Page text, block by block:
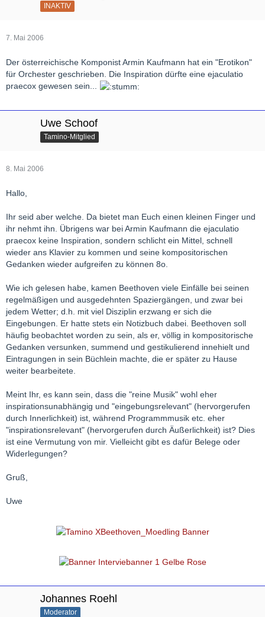
INAKTIV
7. Mai 2006
Der österreichische Komponist Armin Kaufmann hat ein "Erotikon"
für Orchester geschrieben. Die Inspiration dürfte eine ejaculatio
praecox gewesen sein...
Uwe Schoof
Tamino-Mitglied
8. Mai 2006
Hallo,
Ihr seid aber welche. Da bietet man Euch einen kleinen Finger und
ihr nehmt ihn. Übrigens war bei Armin Kaufmann die ejaculatio
praecox keine Inspiration, sondern schlicht ein Mittel, schnell
wieder ans Klavier zu kommen und seine kompositorischen
Gedanken wieder aufgreifen zu können 8o.
Wie ich gelesen habe, kamen Beethoven viele Einfälle bei seinen
regelmäßigen und ausgedehnten Spaziergängen, und zwar bei
jedem Wetter; d.h. mit viel Disziplin erzwang er sich die
Eingebungen. Er hatte stets ein Notizbuch dabei. Beethoven soll
häufig beobachtet worden zu sein, als er, völlig in kompositorische
Gedanken versunken, summend und gestikulierend innehielt und
Eintragungen in sein Büchlein machte, die er später zu Hause
weiter bearbeitete.
Meint Ihr, es kann sein, dass die "reine Musik" wohl eher
inspirationsunabhängig und "eingebungsrelevant" (hervorgerufen
durch Innerlichkeit) ist, während Programmmusik etc. eher
"inspirationsrelevant" (hervorgerufen durch Äußerlichkeit) ist? Dies
ist eine Vermutung von mir. Vielleicht gibt es dafür Belege oder
Widerlegungen?
Gruß,
Uwe
Johannes Roehl
Moderator